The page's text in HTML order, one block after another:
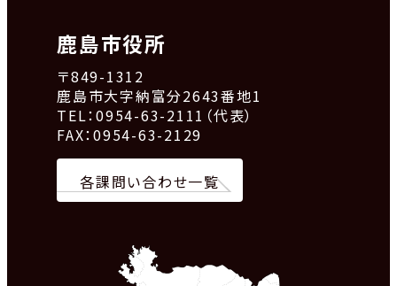
鹿島市役所
〒849-1312
鹿島市大字納富分2643番地1
TEL：0954-63-2111（代表）
FAX：0954-63-2129
各課問い合わせ一覧